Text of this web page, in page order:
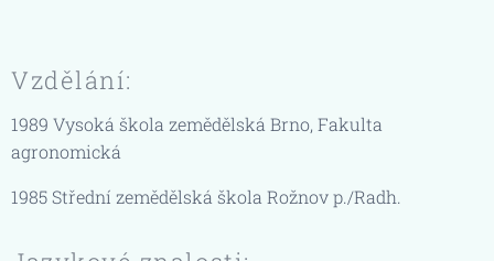
Vzdělání:
1989 Vysoká škola zemědělská Brno, Fakulta
agronomická
1985 Střední zemědělská škola Rožnov p./Radh.